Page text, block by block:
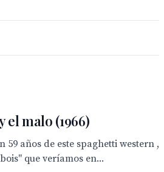
el malo (1966)
59 años de este spaghetti western ,
que veríamos en...